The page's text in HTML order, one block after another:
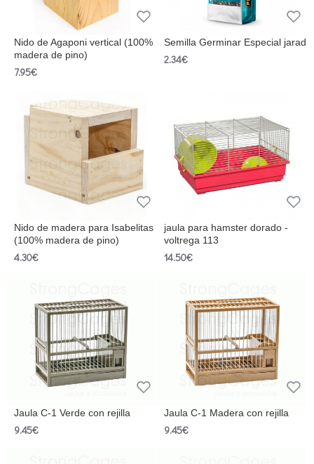
Nido de Agaponi vertical (100%
madera de pino)
7.95€
Semilla Germinar Especial jarad
2.34€
Nido de madera para Isabelitas
(100% madera de pino)
4.30€
jaula para hamster dorado -
voltrega 113
14.50€
Jaula C-1 Verde con rejilla
9.45€
Jaula C-1 Madera con rejilla
9.45€